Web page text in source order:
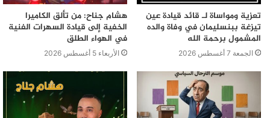
في محيط المصنع؟ وهل يُعقل أن يستمر الوضع تحت ذريعة أن
المصنع كان موجودًا قبل المشروع السكني، رغم أن الواقع اليوم
يفرض أولويات مختلفة تضع صحة الإنسان فوق أي اعتبار؟
زهور رئيسة ائتلاف جمعيات المجتمع المدني للترافع عن الشأن
المحلي اعتبرت أن التغطية الإعلامية لم تكن سوى انعكاس لنهج
تعزية ومواساة لـ قائد قيادة عين
تيزغة ببنسليمان في وفاة والده
المشمول برحمة الله
الجمعة 7 أغسطس 2026
هشام جناح: من تألق الكاميرا
الخفية إلى قيادة السهرات الفنية
في الهواء الطلق
الأربعاء 5 أغسطس 2026